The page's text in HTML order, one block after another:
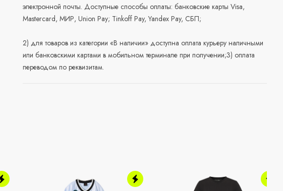
электронной почты. Доступные способы оплаты: банковские карты Visa,
Mastercard, МИР, Union Pay; Tinkoff Pay, Yandex Pay, СБП;
2) для товаров из категории «В наличии» доступна оплата курьеру наличными
или банковскими картами в мобильном терминале при получении;3) оплата
переводом по реквизитам.